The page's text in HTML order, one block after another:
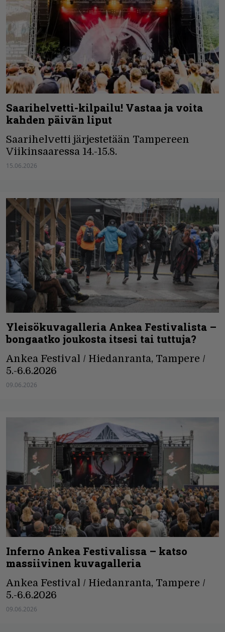
Saarihelvetti-kilpailu! Vastaa ja voita
kahden päivän liput
Saarihelvetti järjestetään Tampereen
Viikinsaaressa 14.-15.8.
15.06.2026
Yleisökuvagalleria Ankea Festivalista –
bongaatko joukosta itsesi tai tuttuja?
Ankea Festival / Hiedanranta, Tampere /
5.-6.6.2026
09.06.2026
Inferno Ankea Festivalissa – katso
massiivinen kuvagalleria
Ankea Festival / Hiedanranta, Tampere /
5.-6.6.2026
09.06.2026